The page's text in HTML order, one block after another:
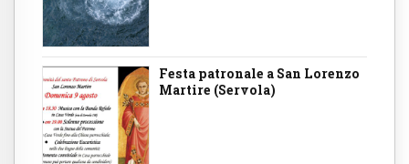
Festa patronale a San Lorenzo
Martire (Servola)